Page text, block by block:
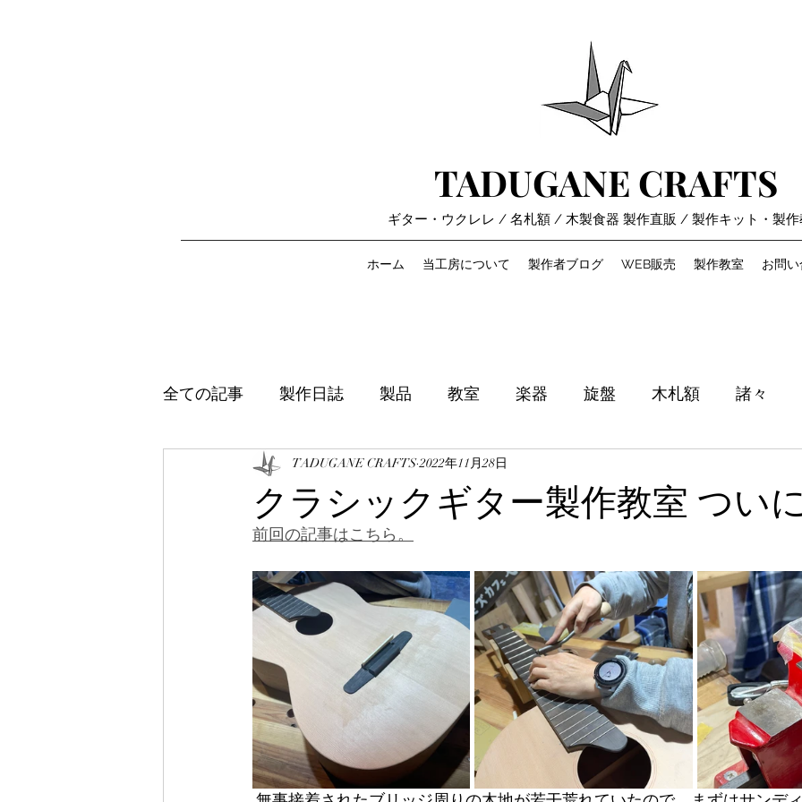
TADUGANE CRAFTS
ギター・ウクレレ / 名札額 / 木製食器 製作直販 / 製作キット・製作
ホーム 当工房について 製作者ブログ WEB販売 製作教室 お問
全ての記事 製作日誌 製品 教室 楽器 旋盤 木札額 諸々
クラシックギター製作教室 つい
TADUGANE CRAFTS 2022年11月28日
前回の記事はこちら。